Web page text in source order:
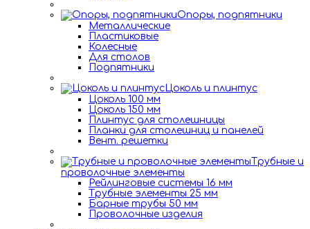
Опоры, подпятники
Металлические
Пластиковые
Колесные
Для столов
Подпятники
Цоколь и плинтус
Цоколь 100 мм
Цоколь 150 мм
Плинтус для столешницы
Планки для столешниц и панелей
Вент. решетки
Трубные и
проволочные элементы
Рейлинговые системы 16 мм
Трубные элементы 25 мм
Барные трубы 50 мм
Проволочные изделия